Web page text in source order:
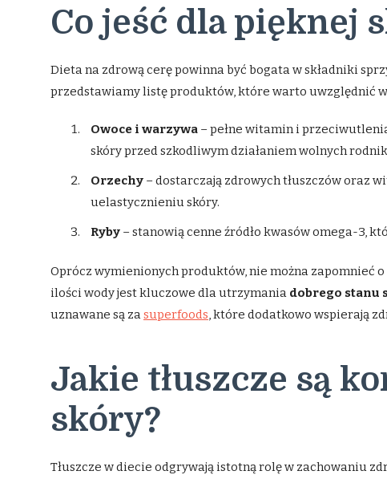
Co jeść dla pięknej
Dieta na zdrową cerę powinna być bogata w składniki
przedstawiamy listę produktów, które warto uwzględnić w
Owoce i warzywa – pełne witamin i
skóry przed szkodliwym działaniem wolnych
Orzechy – dostarczają zdrowych tłuszczów oraz
uelastycznieniu skóry.
Ryby – stanowią cenne źródło kwasów omega-3,
Oprócz wymienionych produktów, nie można zapomnieć
ilości wody jest kluczowe dla utrzymania dobrego stanu
uznawane są zasuperfoods, które dodatkowo wspierają
Jakie tłuszcze są
skóry?
Tłuszcze w diecie odgrywają istotną rolę w zachowaniu